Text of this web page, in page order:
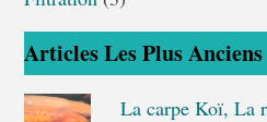
Articles Les Plus Anciens
La carpe Koï, La